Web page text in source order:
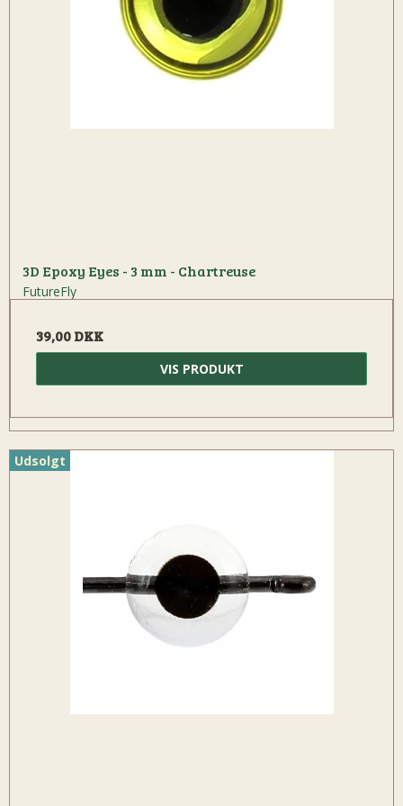
3D Epoxy Eyes - 3 mm - Chartreuse
FutureFly
39,00 DKK
VIS PRODUKT
Udsolgt